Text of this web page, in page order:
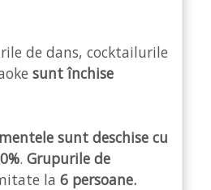
de dans, cocktailurile
sunt închise
sunt deschise cu
. Grupurile de
la 6 persoane.